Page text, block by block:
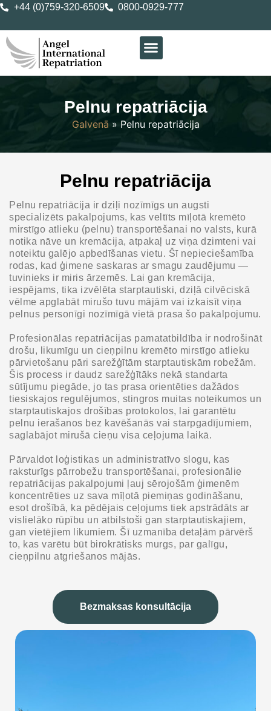
+44 (0)759-320-6509 0800-0929-777
Pelnu repatriācija
Galvenā » Pelnu repatriācija
Pelnu repatriācija
Pelnu repatriācija ir dziļi nozīmīgs un augsti
specializēts pakalpojums, kas veltīts mīļotā kremēto
mirstīgo atlieku (pelnu) transportēšanai no valsts, kurā
notika nāve un kremācija, atpakaļ uz viņa dzimteni vai
noteiktu galējo apbedīšanas vietu. Šī nepieciešamība
rodas, kad ģimene saskaras ar smagu zaudējumu —
tuvinieks ir miris ārzemēs. Lai gan kremācija,
iespējams, tika izvēlēta starptautiski, dziļā cilvēciskā
vēlme apglabāt mirušo tuvu mājām vai izkaisīt viņa
pelnus personīgi nozīmīgā vietā prasa šo pakalpojumu.
Profesionālas repatriācijas pamatatbildība ir nodrošināt
drošu, likumīgu un cieņpilnu kremēto mirstīgo atlieku
pārvietošanu pāri sarežģītām starptautiskām robežām.
Šis process ir daudz sarežģītāks nekā standarta
sūtījumu piegāde, jo tas prasa orientēties dažādos
tiesiskajos regulējumos, stingros muitas noteikumos un
starptautiskajos drošības protokolos, lai garantētu
pelnu ierašanos bez kavēšanās vai starpgadījumiem,
saglabājot mirušā cieņu visa ceļojuma laikā.
Pārvaldot loģistikas un administratīvo slogu, kas
raksturīgs pārrobežu transportēšanai, profesionālie
repatriācijas pakalpojumi ļauj sērojošām ģimenēm
koncentrēties uz sava mīļotā piemiņas godināšanu,
esot drošībā, ka pēdējais ceļojums tiek apstrādāts ar
vislielāko rūpību un atbilstoši gan starptautiskajiem,
gan vietējiem likumiem. Šī uzmanība detaļām pārvērš
to, kas varētu būt birokrātisks murgs, par galīgu,
cieņpilnu atgriešanos mājās.
Bezmaksas konsultācija